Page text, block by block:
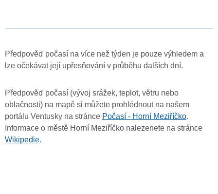
Předpověď počasí na více než týden je pouze výhledem a
lze očekávat její upřesňování v průběhu dalších dní.
Předpověď počasí (vývoj srážek, teplot, větru nebo
oblačnosti) na mapě si můžete prohlédnout na našem
portálu Ventusky na stránce Počasí - Horní Meziříčko.
Informace o městě Horní Meziříčko nalezenete na stránce
Wikipedie.